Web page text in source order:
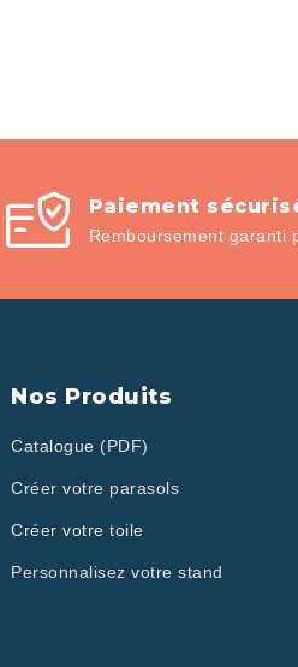
Paiement
Remboursement garanti
Nos Produits
Catalogue (PDF)
Créer votre parasols
Créer votre toile
Personnalisez votre stand